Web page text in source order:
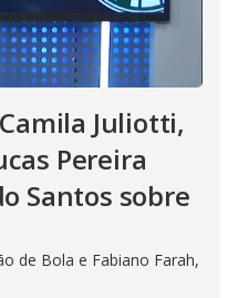
Juliotti,
Pereira
Santos sobre
de Bola e Fabiano Farah,